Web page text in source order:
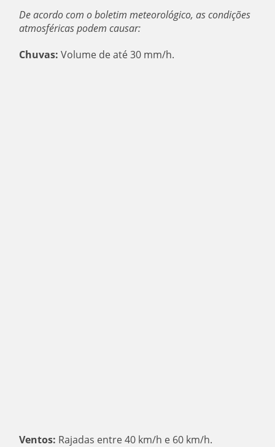
De acordo com o boletim meteorológico, as condições
atmosféricas podem causar:
Chuvas:Volume de até 30 mm/h.
Ventos: Rajadas entre 40 km/h e 60 km/h.